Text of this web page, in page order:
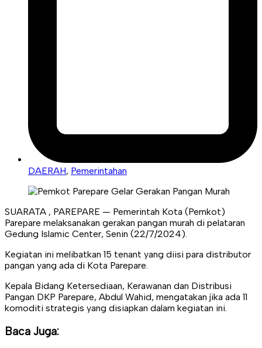
DAERAH, Pemerintahan
SUARATA , PAREPARE — Pemerintah Kota (Pemkot)
Parepare melaksanakan gerakan pangan murah di pelataran
Gedung Islamic Center, Senin (22/7/2024).
Kegiatan ini melibatkan 15 tenant yang diisi para distributor
pangan yang ada di Kota Parepare.
Kepala Bidang Ketersediaan, Kerawanan dan Distribusi
Pangan DKP Parepare, Abdul Wahid, mengatakan jika ada 11
komoditi strategis yang disiapkan dalam kegiatan ini.
Baca Juga: